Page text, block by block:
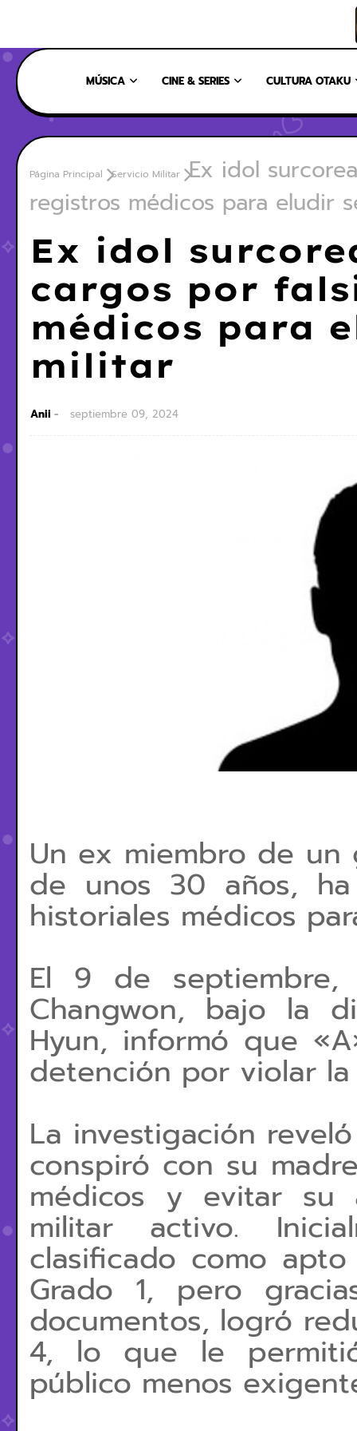
MÚSICA CINE & SERIES CULTURA OTAKU
Página Principal Servicio Militar
Ex idol
registros médicos para eludir
Ex idol
cargos por
médicos para
militar
Anii septiembre 09, 2024
Un ex miembro de un
de unos 30 años,
historiales médicos
El 9 de
Changwon, bajo la
Hyun, informó que
detención por violar
La investigación
conspiró con su
médicos y evitar su
militar activo.
clasificado como
Grado 1, pero
documentos, logró
4, lo que le
público menos